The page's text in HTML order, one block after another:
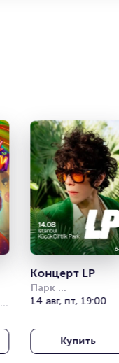
Концерт LP
Парк
Кучукчифтлик
14 авг, пт, 19:00
Купить